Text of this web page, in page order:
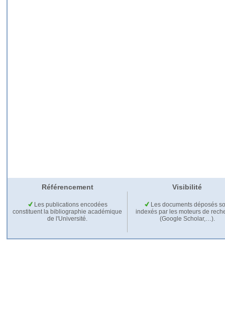
Référencement Visibilité
Les publications encodées
constituent la bibliographie académique
de l'Université.
Les documents déposés
indexés par les moteurs de
(Google Scholar,…).